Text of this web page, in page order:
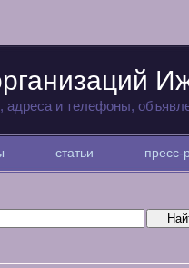
адреса и телефоны,
статьи пресс-